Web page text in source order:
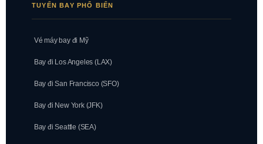
TUYẾN BAY PHỔ BIẾN
Vé máy bay đi Mỹ
Bay đi Los Angeles (LAX)
Bay đi San Francisco (SFO)
Bay đi New York (JFK)
Bay đi Seattle (SEA)